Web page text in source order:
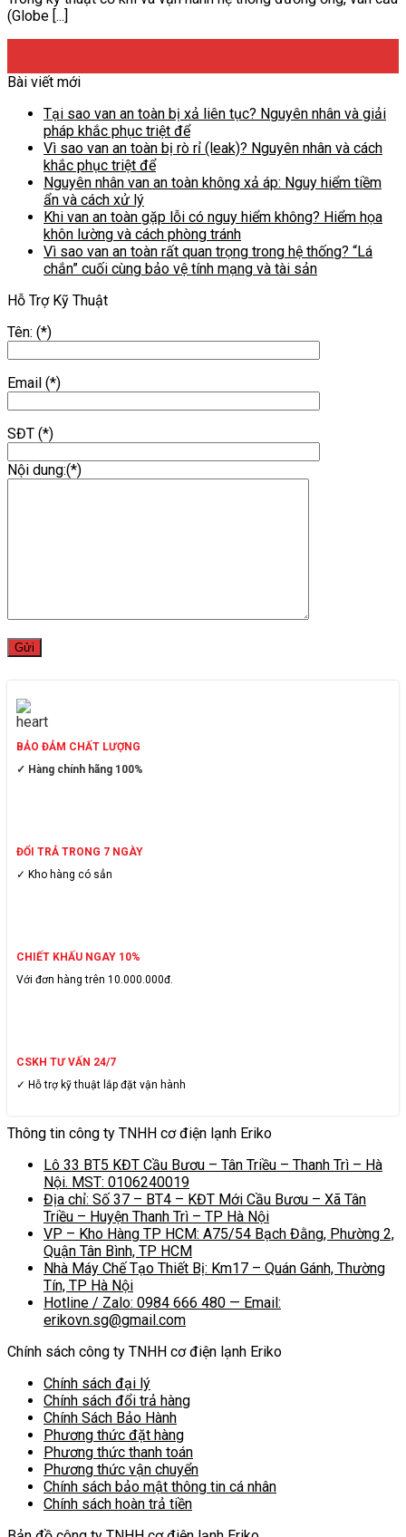
(Globe [...]
Bài viết mới
Tại sao van an toàn bị xả liên tục? Nguyên nhân và giải
pháp khắc phục triệt để
Vì sao van an toàn bị rò rỉ (leak)? Nguyên nhân và cách
khắc phục triệt để
Nguyên nhân van an toàn không xả áp: Nguy hiểm tiềm
ẩn và cách xử lý
Khi van an toàn gặp lỗi có nguy hiểm không? Hiểm họa
khôn lường và cách phòng tránh
Vì sao van an toàn rất quan trọng trong hệ thống? “Lá
chắn” cuối cùng bảo vệ tính mạng và tài sản
Hỗ Trợ Kỹ Thuật
Tên: (*)
Email (*)
SĐT (*)
Nội dung:(*)
BẢO ĐẢM CHẤT LƯỢNG
✓ Hàng chính hãng 100%
ĐỔI TRẢ TRONG 7 NGÀY
✓ Kho hàng có sẳn
CHIẾT KHẤU NGAY 10%
Với đơn hàng trên 10.000.000đ.
CSKH TƯ VẤN 24/7
✓ Hỗ trợ kỹ thuật lắp đặt vận hành
Thông tin công ty TNHH cơ điện lạnh Eriko
Lô 33 BT5 KĐT Cầu Bươu – Tân Triều – Thanh Trì – Hà
Nội. MST: 0106240019
Địa chỉ: Số 37 – BT4 – KĐT Mới Cầu Bươu – Xã Tân
Triều – Huyện Thanh Trì – TP Hà Nội
VP – Kho Hàng TP HCM: A75/54 Bạch Đằng, Phường 2,
Quận Tân Bình, TP HCM
Nhà Máy Chế Tạo Thiết Bị: Km17 – Quán Gánh, Thường
Tín, TP Hà Nội
Hotline / Zalo: 0984 666 480 — Email:
erikovn.sg@gmail.com
Chính sách công ty TNHH cơ điện lạnh Eriko
Chính sách đại lý
Chính sách đổi trả hàng
Chính Sách Bảo Hành
Phương thức đặt hàng
Phương thức thanh toán
Phương thức vận chuyển
Chính sách bảo mật thông tin cá nhân
Chính sách hoàn trả tiền